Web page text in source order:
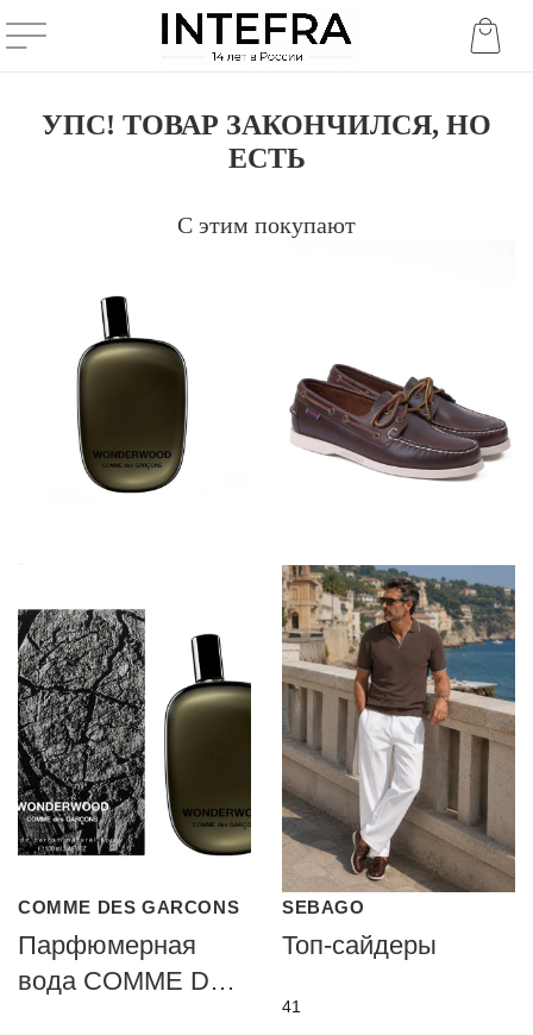
УПС! ТОВАР ЗАКОНЧИЛСЯ, НО
ЕСТЬ
С этим покупают
COMME DES GARCONS
Парфюмерная
вода COMME DES
SEBAGO
Топ-сайдеры
41